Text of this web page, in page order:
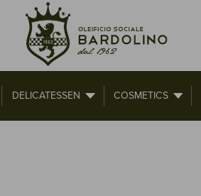
DELICATESSEN COSMETICS